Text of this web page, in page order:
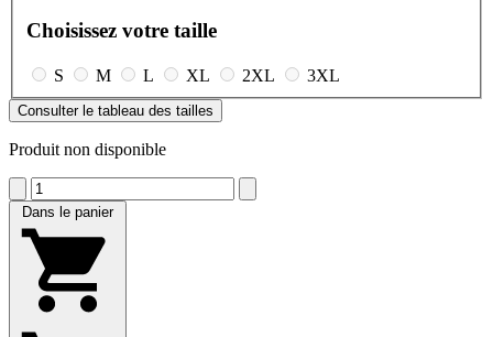
Choisissez votre taille
S M L XL 2XL 3XL
Consulter le tableau des tailles
Produit non disponible
Dans le panier